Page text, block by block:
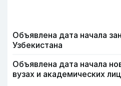
Объявлена дата начала
Узбекистана
Объявлена дата начала
вузах и академических